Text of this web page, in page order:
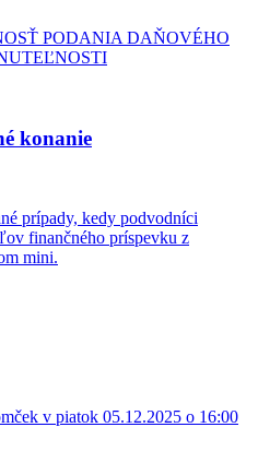
PODANIA DAŇOVÉHO
konanie
prípady, kedy podvodníci
finančného príspevku z
mini.
v piatok 05.12.2025 o 16:00